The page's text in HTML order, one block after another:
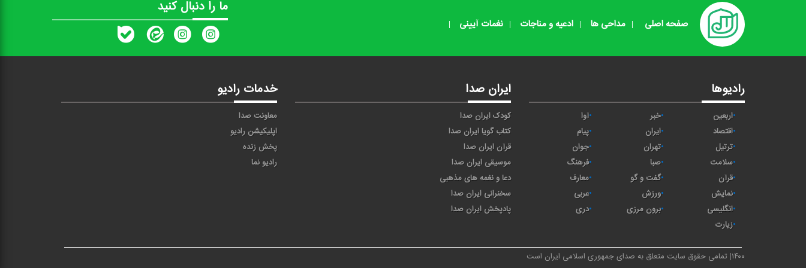
صفحه اصلی مداحی ها ادعیه و مناجات نغمات آیینی
ما را دنبال کنید
رادیوها
اربعین خبر
آوا
اقتصاد
ايران
پیام
ترتیل
تهران
جوان
سلامت
صبا
فرهنگ
قرآن
گفت و گو
معارف
نمایش
ورزش
عربی
انگلیسی
برون مرزی
دری
زیارت
ایران صدا
کودک ایران صدا
کتاب گویا ایران صدا
قرآن ایران صدا
موسیقی ایران صدا
دعا و نغمه های مذهبی
سخنرانی ایران صدا
پادپخش ایران صدا
خدمات رادیو
معاونت صدا
اپلیکیشن رادیو
پخش زنده
رادیو نما
۱۴۰۰ تمامی حقوق سایت متعلق به صدای جمهوری اسلامی ایران است